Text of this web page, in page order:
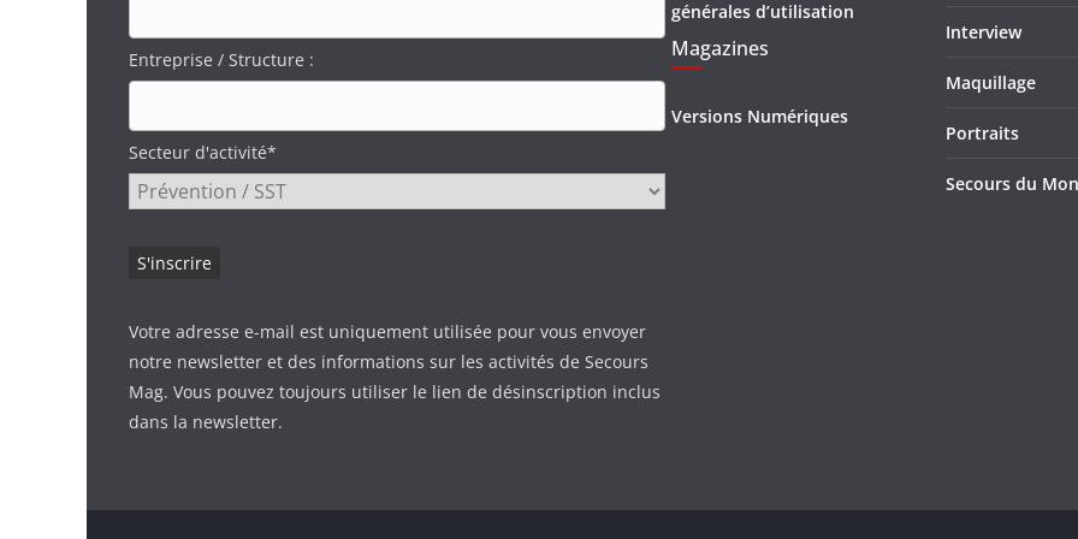
Entreprise / Structure :
Secteur d'activité*
Votre adresse e-mail est uniquement utilisée pour vous envoyer
notre newsletter et des informations sur les activités de Secours
Mag. Vous pouvez toujours utiliser le lien de désinscription inclus
dans la newsletter.
générales d’utilisation
Magazines
Versions Numériques
Interview
Maquillage
Portraits
Secours du